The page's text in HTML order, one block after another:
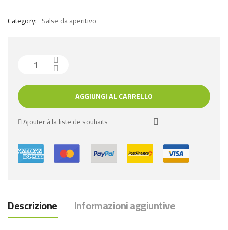
Category: Salse da aperitivo
AGGIUNGI AL CARRELLO
Ajouter à la liste de souhaits
Descrizione Informazioni aggiuntive